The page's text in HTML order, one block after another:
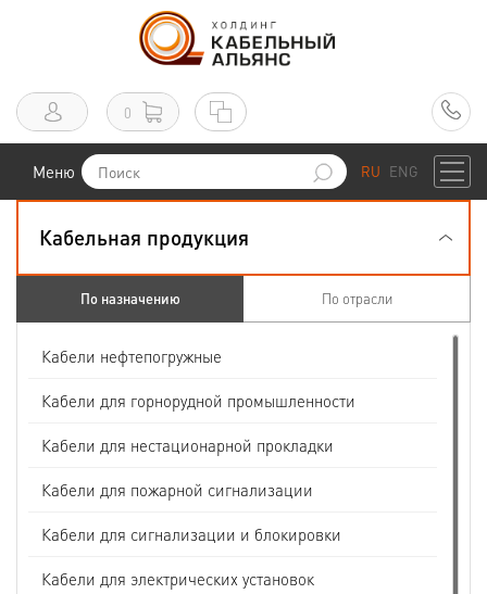
0
Меню RU ENG
Кабельная продукция
По назначению По отрасли
Кабели нефтепогружные
Кабели для горнорудной промышленности
Кабели для нестационарной прокладки
Кабели для пожарной сигнализации
Кабели для сигнализации и блокировки
Кабели для электрических установок